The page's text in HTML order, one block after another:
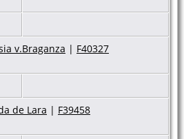
v.Braganza | F40327
de Lara | F39458